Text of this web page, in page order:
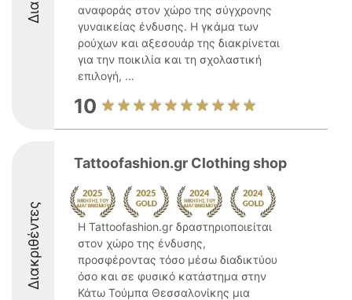
αναφοράς στον χώρο της σύγχρονης
γυναικείας ένδυσης. Η γκάμα των
ρούχων και αξεσουάρ της διακρίνεται
για την ποικιλία και τη σχολαστική
επιλογή, ...
10
Διακριθέντες
Tattoofashion.gr Clothing shop
Η Tattoofashion.gr δραστηριοποιείται
στον χώρο της ένδυσης,
προσφέροντας τόσο μέσω διαδικτύου
όσο και σε φυσικό κατάστημα στην
Κάτω Τούμπα Θεσσαλονίκης μια